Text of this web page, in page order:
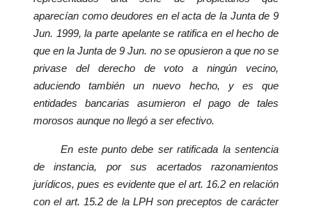
aparecían como deudores en el acta de la Junta de 9
Jun. 1999, la parte apelante se ratifica en el hecho de
que en la Junta de 9 Jun. no se opusieron a que no se
privase del derecho de voto a ningún vecino,
aduciendo también un nuevo hecho, y es que
entidades bancarias asumieron el pago de tales
morosos aunque no llegó a ser efectivo.
En este punto debe ser ratificada la sentencia
de instancia, por sus acertados razonamientos
jurídicos, pues es evidente que el art. 16.2 en relación
con el art. 15.2 de la LPH son preceptos de carácter